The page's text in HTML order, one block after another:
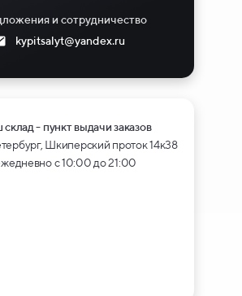
и сотрудничество
kypitsalyt@yandex.ru
- пункт выдачи заказов
Шкиперский проток 14к38
с 10:00 до 21:00